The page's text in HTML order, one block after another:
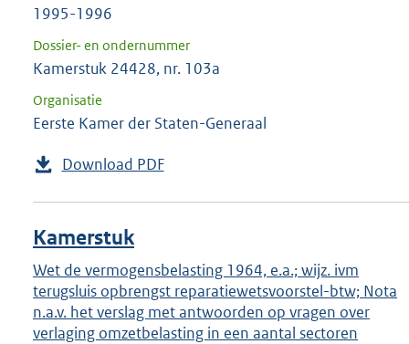
1995-1996
Dossier- en ondernummer
Kamerstuk 24428, nr. 103a
Organisatie
Eerste Kamer der Staten-Generaal
Download PDF
Kamerstuk
Wet de vermogensbelasting 1964, e.a.; wijz. ivm
terugsluis opbrengst reparatiewetsvoorstel-btw; Nota
n.a.v. het verslag met antwoorden op vragen over
verlaging omzetbelasting in een aantal sectoren